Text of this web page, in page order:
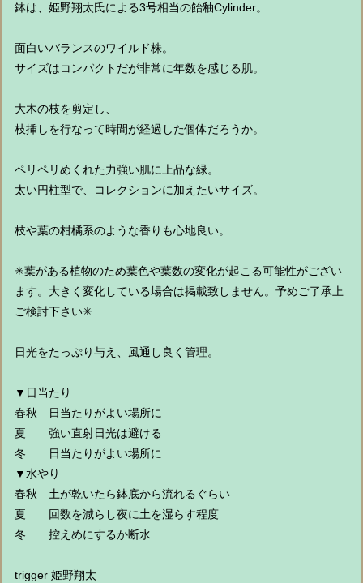
鉢は、姫野翔太氏による3号相当の飴釉Cylinder。
面白いバランスのワイルド株。
サイズはコンパクトだが非常に年数を感じる肌。
大木の枝を剪定し、
枝挿しを行なって時間が経過した個体だろうか。
ペリペリめくれた力強い肌に上品な緑。
太い円柱型で、コレクションに加えたいサイズ。
枝や葉の柑橘系のような香りも心地良い。
✳︎葉がある植物のため葉色や葉数の変化が起こる可能性がござい
ます。大きく変化している場合は掲載致しません。予めご了承上
ご検討下さい✳︎
日光をたっぷり与え、風通し良く管理。
▼日当たり
春秋 日当たりがよい場所に
夏 強い直射日光は避ける
冬 日当たりがよい場所に
▼水やり
春秋 土が乾いたら鉢底から流れるぐらい
夏 回数を減らし夜に土を湿らす程度
冬 控えめにするか断水
trigger 姫野翔太